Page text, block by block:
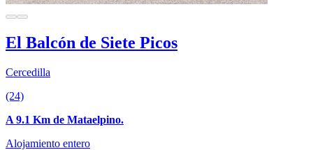
El Balcón de Siete Picos
Cercedilla
(24)
A 9.1 Km de Mataelpino.
Alojamiento entero